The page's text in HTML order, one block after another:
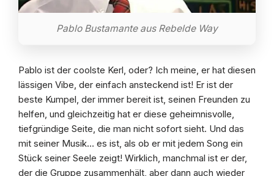
Pablo Bustamante aus Rebelde Way
Pablo ist der coolste Kerl, oder? Ich meine, er hat diesen
lässigen Vibe, der einfach ansteckend ist! Er ist der
beste Kumpel, der immer bereit ist, seinen Freunden zu
helfen, und gleichzeitig hat er diese geheimnisvolle,
tiefgründige Seite, die man nicht sofort sieht. Und das
mit seiner Musik… es ist, als ob er mit jedem Song ein
Stück seiner Seele zeigt! Wirklich, manchmal ist er der,
der die Gruppe zusammenhält, aber dann auch wieder